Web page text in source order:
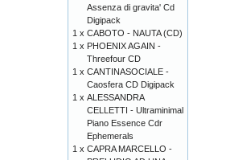
Assenza di gravita' Cd
Digipack
1 x CABOTO - NAUTA (CD)
1 x PHOENIX AGAIN -
Threefour CD
1 x CANTINASOCIALE -
Caosfera CD Digipack
1 x ALESSANDRA
CELLETTI - Ultraminimal
Piano Essence Cdr
Ephemerals
1 x CAPRA MARCELLO -